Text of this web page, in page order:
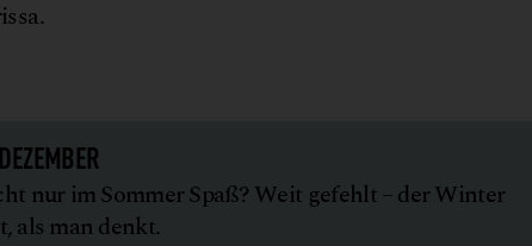
nur im Sommer Spaß? Weit gefehlt – der Winter
als man denkt.